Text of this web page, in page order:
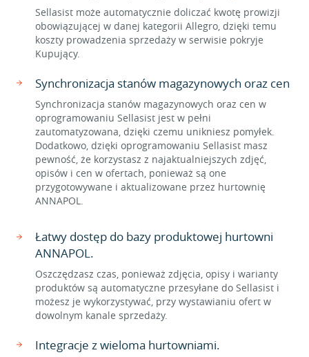
Sellasist może automatycznie doliczać kwotę prowizji
obowiązującej w danej kategorii Allegro, dzięki temu
koszty prowadzenia sprzedaży w serwisie pokryje
Kupujący.
Synchronizacja stanów magazynowych oraz cen
Synchronizacja stanów magazynowych oraz cen w
oprogramowaniu Sellasist jest w pełni
zautomatyzowana, dzięki czemu unikniesz pomyłek.
Dodatkowo, dzięki oprogramowaniu Sellasist masz
pewność, że korzystasz z najaktualniejszych zdjęć,
opisów i cen w ofertach, ponieważ są one
przygotowywane i aktualizowane przez hurtownię
ANNAPOL.
Łatwy dostęp do bazy produktowej hurtowni
ANNAPOL.
Oszczędzasz czas, ponieważ zdjęcia, opisy i warianty
produktów są automatyczne przesyłane do Sellasist i
możesz je wykorzystywać, przy wystawianiu ofert w
dowolnym kanale sprzedaży.
Integracje z wieloma hurtowniami.